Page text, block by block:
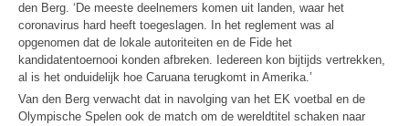
den Berg. ‘De meeste deelnemers komen uit landen, waar het
coronavirus hard heeft toegeslagen. In het reglement was al
opgenomen dat de lokale autoriteiten en de Fide het
kandidatentoernooi konden afbreken. Iedereen kon bijtijds vertrekken,
al is het onduidelijk hoe Caruana terugkomt in Amerika.’
Van den Berg verwacht dat in navolging van het EK voetbal en de
Olympische Spelen ook de match om de wereldtitel schaken naar